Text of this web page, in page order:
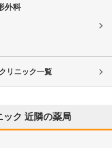
外科
リニック一覧
ック 近隣の薬局